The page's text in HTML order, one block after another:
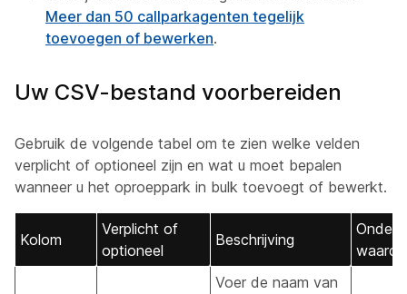
Meer dan 50 callparkagenten tegelijk
toevoegen of bewerken.
Uw CSV-bestand voorbereiden
Gebruik de volgende tabel om te zien welke velden
verplicht of optioneel zijn en wat u moet bepalen
wanneer u het oproeppark in bulk toevoegt of bewerkt.
Kolom
Verplicht of
optioneel
Beschrijving
Voer de naam van